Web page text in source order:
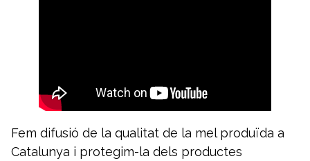
Fem difusió de la qualitat de la mel produïda a
Catalunya i protegim-la dels productes